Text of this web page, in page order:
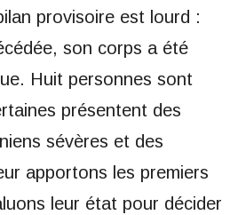
provisoire est lourd :
son corps a été
Huit personnes sont
présentent des
sévères et des
apportons les premiers
leur état pour décider